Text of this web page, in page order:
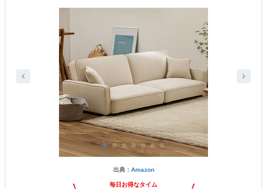
出典： Amazon
毎日お得なタイム